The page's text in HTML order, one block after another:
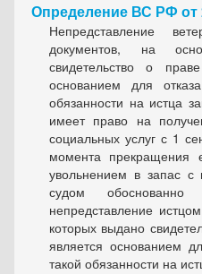
Определение ВС РФ от
Непредставление
документов, на
свидетельство о
основанием для
обязанности на истца
имеет право на
социальных услуг с 1
момента
увольнением в запас
судом
непредставление
которых выдано
является основанием
такой обязанности на